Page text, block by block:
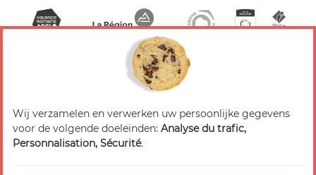
© 2026 Valence Romans Tourisme — Alle rechten
voorbehouden
Wij verzamelen en verwerken uw persoonlijke gegevens
voor de volgende doeleinden: Analyse du trafic,
Personnalisation, Sécurité.